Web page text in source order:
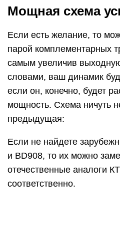
Мощная схема
Если есть желание, то
парой комплементарных
самым увеличив
словами, ваш динамик
если он, конечно, будет
мощность. Схема ничуть
предыдущая:
Если не найдете
и BD908, то их можно
отечественные аналоги
соответственно.